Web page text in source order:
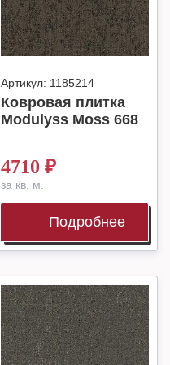
Артикул: 1185214
Ковровая плитка
Modulyss Moss 668
4710 ₽
за кв. м.
Подробнее